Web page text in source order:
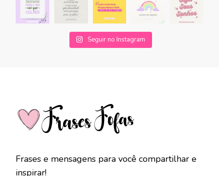
Seguir no Instagram
Frases e mensagens para você compartilhar e
inspirar!